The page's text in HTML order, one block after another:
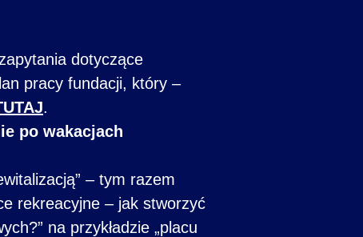
dotyczące
pracy fundacji, który –
.
po wakacjach
– tym razem
rekreacyjne – jak stworzyć
na przykładzie „placu